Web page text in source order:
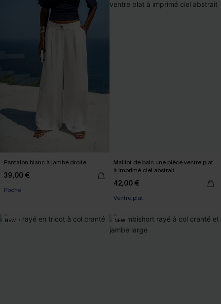
Pantalon blanc à jambe droite
39,00 €
Poche
Maillot de bain une pièce ventre plat
à imprimé ciel abstrait
42,00 €
Ventre plat
NEW NEW